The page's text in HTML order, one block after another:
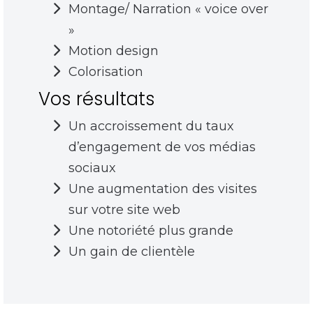
Montage/ Narration « voice over
»
Motion design
Colorisation
Vos résultats
Un accroissement du taux
d’engagement de vos médias
sociaux
Une augmentation des visites
sur votre site web
Une notoriété plus grande
Un gain de clientèle